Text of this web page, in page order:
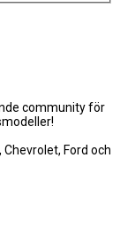
community för
Chevrolet, Ford och